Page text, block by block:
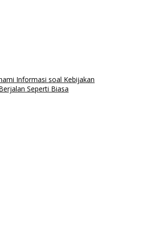
Informasi soal Kebijakan
Seperti Biasa